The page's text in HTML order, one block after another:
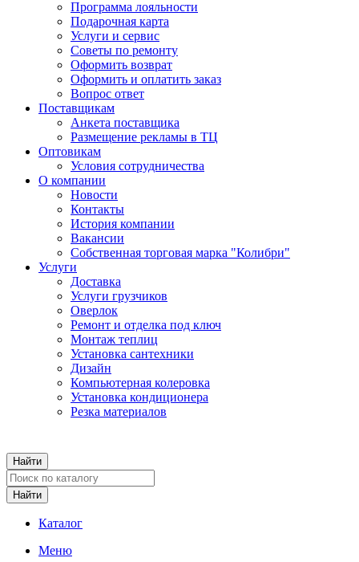
Программа лояльности
Подарочная карта
Услуги и сервис
Советы по ремонту
Оформить возврат
Оформить и оплатить заказ
Вопрос ответ
Поставщикам
Анкета поставщика
Размещение рекламы в ТЦ
Оптовикам
Условия сотрудничества
О компании
Новости
Контакты
История компании
Вакансии
Собственная торговая марка "Колибри"
Услуги
Доставка
Услуги грузчиков
Оверлок
Ремонт и отделка под ключ
Монтаж теплиц
Установка сантехники
Дизайн
Компьютерная колеровка
Установка кондиционера
Резка материалов
Каталог
Меню